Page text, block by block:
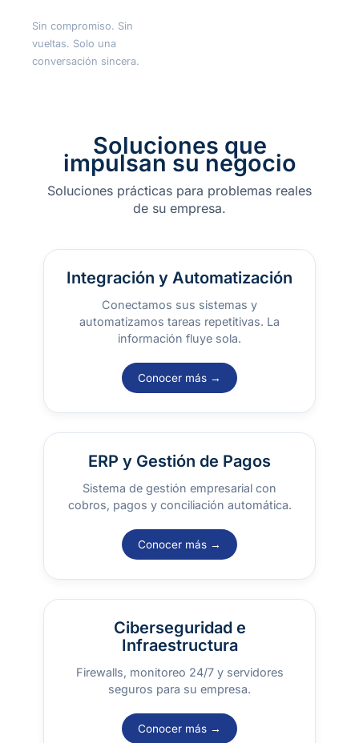
Sin compromiso. Sin
vueltas. Solo una
conversación sincera.
Soluciones que
impulsan su negocio
Soluciones prácticas para problemas reales
de su empresa.
Integración y Automatización
Conectamos sus sistemas y
automatizamos tareas repetitivas. La
información fluye sola.
Conocer más →
ERP y Gestión de Pagos
Sistema de gestión empresarial con
cobros, pagos y conciliación automática.
Conocer más →
Ciberseguridad e
Infraestructura
Firewalls, monitoreo 24/7 y servidores
seguros para su empresa.
Conocer más →